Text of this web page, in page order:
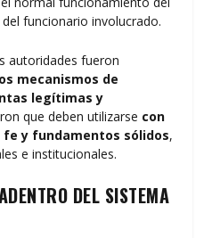
funcionario involucrado.
autoridades fueron
mecanismos de
legítimas y
que deben utilizarse con
fe y fundamentos sólidos,
e institucionales.
DEL SISTEMA